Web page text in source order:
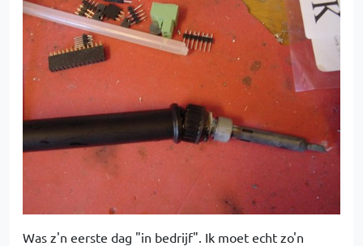
Was z'n eerste dag "in bedrijf". Ik moet echt zo'n